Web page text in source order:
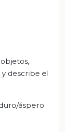
y describe el
áspero